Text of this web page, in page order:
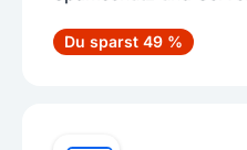
Du sparst 49 %